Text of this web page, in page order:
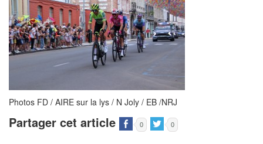
Photos FD / AIRE sur la lys / N Joly / EB /NRJ
Partager cet article 0 0